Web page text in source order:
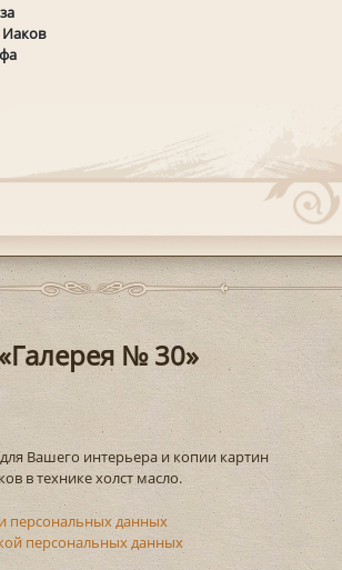
№ 30»
Вашего интерьера и копии картин
в технике холст масло.
персональных данных
персональных данных